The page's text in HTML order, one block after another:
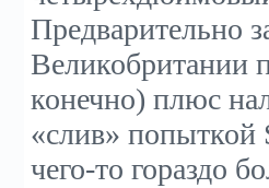
Предварительно
Великобритании
конечно) плюс
«слив» попыткой
чего-то гораздо